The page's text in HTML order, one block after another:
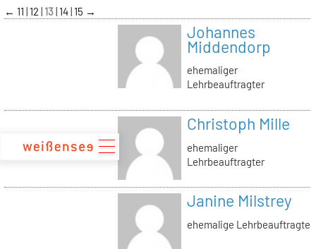
zum
Inhalt
← 11 12 13 14 15 →
Johannes
Middendorp
ehemaliger
Lehrbeauftragter
Christoph Mille
ehemaliger
Lehrbeauftragter
Janine Milstrey
ehemalige Lehrbeauftragte